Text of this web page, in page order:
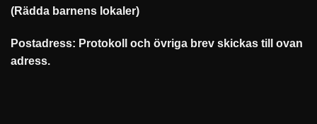
(Rädda barnens lokaler)
Postadress: Protokoll och övriga brev skickas till ovan
adress.